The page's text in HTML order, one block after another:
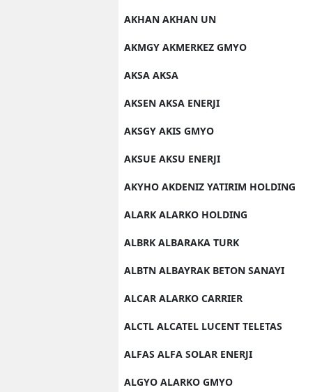
AKHAN AKHAN UN
AKMGY AKMERKEZ GMYO
AKSA AKSA
AKSEN AKSA ENERJI
AKSGY AKIS GMYO
AKSUE AKSU ENERJI
AKYHO AKDENIZ YATIRIM HOLDING
ALARK ALARKO HOLDING
ALBRK ALBARAKA TURK
ALBTN ALBAYRAK BETON SANAYI
ALCAR ALARKO CARRIER
ALCTL ALCATEL LUCENT TELETAS
ALFAS ALFA SOLAR ENERJI
ALGYO ALARKO GMYO